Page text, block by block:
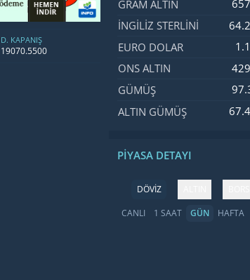
D. KAPANIŞ
19070.5500
GRAM ALTIN
İNGILIZ STERLINI
EURO DOLAR
ONS ALTIN
GÜMÜŞ
ALTIN GÜMÜŞ
PIYASA DETAYI
DÖVİZ
CANLI
1 SAAT GÜN HAFTA